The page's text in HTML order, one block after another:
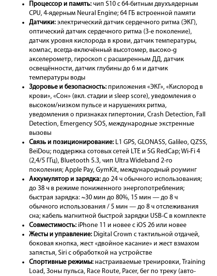
Процессор и память: чип S10 с 64-битным двухъядерным
CPU, 4-ядерным Neural Engine; 64 ГБ встроенной памяти
Датчики: электрический датчик сердечного ритма (ЭКГ),
оптический датчик сердечного ритма (3-е поколение),
датчик уровня кислорода в крови, датчик температуры,
компас, всегда-включённый высотомер, высоко-g
акселерометр, гироскоп с расширенным ДД, датчик
освещённости, датчик глубины до 6 м и датчик
температуры воды
Здоровье и безопасность: приложения «ЭКГ», «Кислород в
крови», «Сон» (вкл. стадии и sleep score), уведомления о
высоком/низком пульсе и нарушениях ритма,
уведомления о признаках гипертонии, Crash Detection, Fall
Detection, Emergency SOS, международные экстренные
вызовы
Связь и позиционирование: L1 GPS, GLONASS, Galileo, QZSS,
BeiDou; поддержка сотовых сетей LTE и 5G RedCap; Wi-Fi 4
(2,4/5 ГГц), Bluetooth 5.3, чип Ultra Wideband 2-го
поколения; Apple Pay, GymKit, международный роуминг
Аккумулятор и зарядка: до 24 ч обычного использования;
до 38 ч в режиме пониженного энергопотребления;
быстрая зарядка: ~30 мин до 80%, 15 мин — до 8 ч
обычного использования / 5 мин — до 8 ч отслеживания
сна; кабель магнитной быстрой зарядки USB-C в комплекте
Совместимость: iPhone 11 и новее с iOS 26 или новее
Жесты и управление: Digital Crown с тактильной отдачей,
боковая кнопка, жест «двойное касание» и жест взмахом
запястья, Siri с обработкой на устройстве
Спортивные режимы: настраиваемые тренировки, Training
Load, Зоны пульса, Race Route, Pacer, бег по треку (авто-